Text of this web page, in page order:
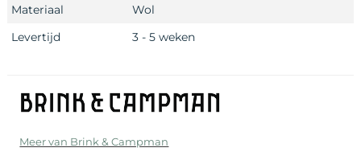
Materiaal
Wol
Levertijd
3 - 5 weken
Meer van Brink & Campman